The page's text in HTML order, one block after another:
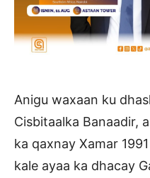
Anigu waxaan ku
Cisbitaalka Banaadir,
ka qaxnay Xamar
kale ayaa ka dhacay